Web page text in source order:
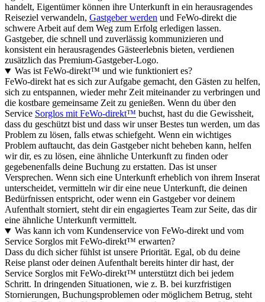
handelt, Eigentümer können ihre Unterkunft in ein herausragendes
Reiseziel verwandeln, Gastgeber werden und FeWo-direkt die
schwere Arbeit auf dem Weg zum Erfolg erledigen lassen.
Gastgeber, die schnell und zuverlässig kommunizieren und
konsistent ein herausragendes Gästeerlebnis bieten, verdienen
zusätzlich das Premium-Gastgeber-Logo.
Was ist FeWo-direkt™ und wie funktioniert es?
FeWo-direkt hat es sich zur Aufgabe gemacht, den Gästen zu helfen,
sich zu entspannen, wieder mehr Zeit miteinander zu verbringen und
die kostbare gemeinsame Zeit zu genießen. Wenn du über den
Service Sorglos mit FeWo-direkt™ buchst, hast du die Gewissheit,
dass du geschützt bist und dass wir unser Bestes tun werden, um das
Problem zu lösen, falls etwas schiefgeht. Wenn ein wichtiges
Problem auftaucht, das dein Gastgeber nicht beheben kann, helfen
wir dir, es zu lösen, eine ähnliche Unterkunft zu finden oder
gegebenenfalls deine Buchung zu erstatten. Das ist unser
Versprechen. Wenn sich eine Unterkunft erheblich von ihrem Inserat
unterscheidet, vermitteln wir dir eine neue Unterkunft, die deinen
Bedürfnissen entspricht, oder wenn ein Gastgeber vor deinem
Aufenthalt storniert, steht dir ein engagiertes Team zur Seite, das dir
eine ähnliche Unterkunft vermittelt.
Was kann ich vom Kundenservice von FeWo-direkt und vom
Service Sorglos mit FeWo-direkt™ erwarten?
Dass du dich sicher fühlst ist unsere Priorität. Egal, ob du deine
Reise planst oder deinen Aufenthalt bereits hinter dir hast, der
Service Sorglos mit FeWo-direkt™ unterstützt dich bei jedem
Schritt. In dringenden Situationen, wie z. B. bei kurzfristigen
Stornierungen, Buchungsproblemen oder möglichem Betrug, steht